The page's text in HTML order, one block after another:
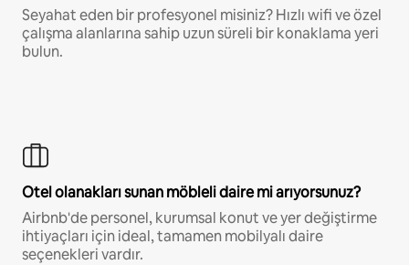
Seyahat eden bir profesyonel misiniz? Hızlı wifi ve özel
çalışma alanlarına sahip uzun süreli bir konaklama yeri
bulun.
Otel olanakları sunan möbleli daire mi arıyorsunuz?
Airbnb'de personel, kurumsal konut ve yer değiştirme
ihtiyaçları için ideal, tamamen mobilyalı daire
seçenekleri vardır.